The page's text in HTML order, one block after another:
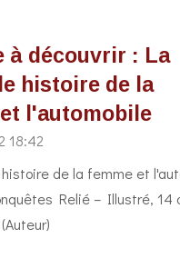
à découvrir : La
histoire de la
l'automobile
18:42
de la femme et
Relié – Illustré, 14